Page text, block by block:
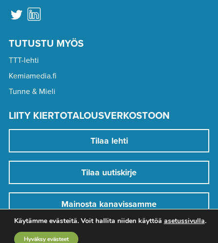
TUTUSTU MYÖS
TTT-lehti
Kemiamedia.fi
Tunne & Mieli
LIITY KIERTOTALOUSVERKOSTOON
Tilaa lehti
Tilaa uutiskirje
Mainosta kanavissamme
Käytämme evästeitä. Voit hallita niiden käyttöä asetussivulla.
Hyväksy evästeet